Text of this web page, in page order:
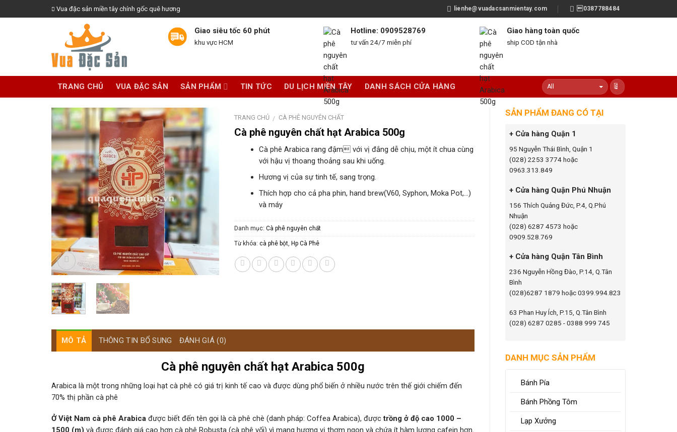
to
Vua đặc sản miền tây chính gốc quê hương lienhe@vuadacsanmientay.com 0387788484
Giao siêu tốc 60 phút
khu vực HCM
Hotline: 0909528769
tư vấn 24/7 miễn phí
Giao hàng toàn quốc
ship COD tận nhà
TRANG CHỦ VUA ĐẶC SẢN SẢN PHẨM TIN TỨC DU LỊCH MIỀN TÂY DANH SÁCH CỬA HÀNG
TRANG CHỦ / CÀ PHÊ NGUYÊN CHẤT
Cà phê nguyên chất hạt Arabica 500g
Cà phê Arabica rang đậm với vị đắng dễ chịu, một ít chua cùng
với hậu vị thoang thoảng sau khi uống.
Hương vị của sự tinh tế, sang trọng.
Thích hợp cho cả pha phin, hand brew(V60, Syphon, Moka Pot,…)
và máy
Danh mục: Cà phê nguyên chất
Từ khóa: cà phê bột, Hp Cà Phê
MÔ TẢ THÔNG TIN BỔ SUNG ĐÁNH GIÁ (0)
Cà phê nguyên chất hạt Arabica 500g
Arabica là một trong những loại hạt cà phê có giá trị kinh tế cao và được dùng phổ biến ở nhiều nước trên thế giới chiếm đến
70% thị phần cà phê
Ở Việt Nam cà phê Arabica được biết đến tên gọi là cà phê chè (danh pháp: Coffea Arabica), đượctrồng ở độ cao 1000 –
1500 (m) và được đánh giá cao hơn cà phê Robusta (cà phê vối) vì mang hương vị thơm ngon và chứa ít hàm lượng cafein hơn.
SẢN PHẨM ĐANG CÓ TẠI
+ Cửa hàng Quận 1
95 Nguyễn Thái Bình, Quận 1
(028) 2253 3774 hoặc
0963.313.849
+ Cửa hàng Quận Phú Nhuận
156 Thích Quảng Đức, P.4, Q.Phú
Nhuận
(028) 6287 4573 hoặc
0909.528.769
+ Cửa hàng Quận Tân Bình
236 Nguyễn Hồng Đào, P.14, Q.Tân
Bình
(028)6287 1879 hoặc 0399.994.823
63 Phan Huy Ích, P.15, Q.Tân Bình
(028) 6287 0285 - 0388 999 745
DANH MỤC SẢN PHẨM
Bánh Pía
Bánh Phồng Tôm
Lạp Xưởng